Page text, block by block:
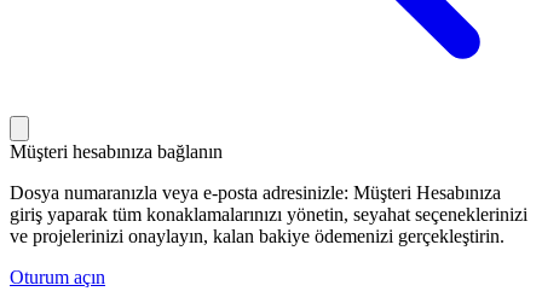
Müşteri hesabınıza bağlanın
Dosya numaranızla veya e-posta adresinizle: Müşteri Hesabınıza
giriş yaparak tüm konaklamalarınızı yönetin, seyahat seçeneklerinizi
ve projelerinizi onaylayın, kalan bakiye ödemenizi gerçekleştirin.
Oturum açın